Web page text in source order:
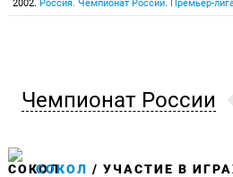
2002. Россия. Чемпионат России. Премьер-
Чемпионат России
СОКОЛ / УЧАСТИЕ В